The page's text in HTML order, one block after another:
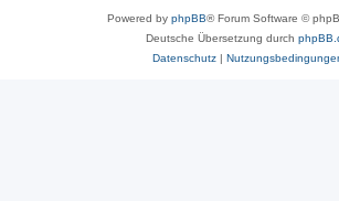
Powered by phpBB® Forum Software ©
Deutsche Übersetzung durch
Datenschutz|